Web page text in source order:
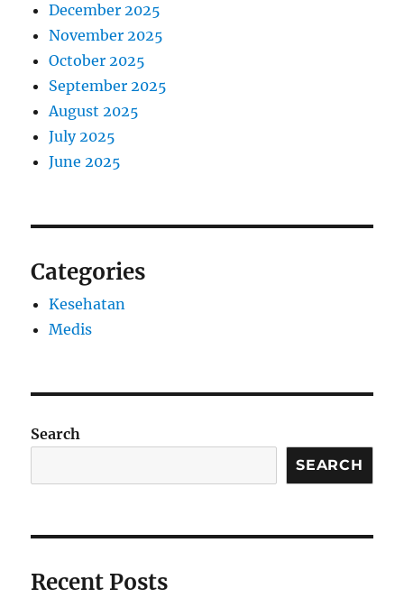
December 2025
November 2025
October 2025
September 2025
August 2025
July 2025
June 2025
Categories
Kesehatan
Medis
Search
SEARCH
Recent Posts